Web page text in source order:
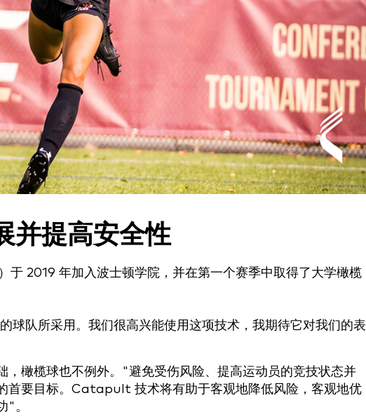
并提高安全性
2019 年加入波士顿学院，并在第一个赛季中取得了大学橄榄
队所采用。我们很高兴能使用这项技术，我期待它对我们的表
，橄榄球也不例外。"避免受伤风险、提高运动员的竞技状态并
首要目标。Catapult 技术将有助于客观地降低风险，客观地优
"。